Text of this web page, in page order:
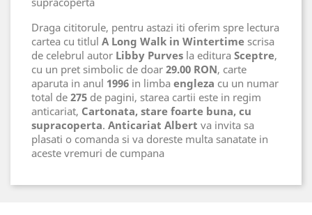
Draga cititorule, pentru astazi iti oferim spre lectura
cartea cu titlul A Long Walk in Wintertime scrisa
de celebrul autor Libby Purves la editura Sceptre,
cu un pret simbolic de doar 29.00 RON, carte
aparuta in anul 1996 in limba engleza cu un numar
total de 275 de pagini, starea cartii este in regim
anticariat, Cartonata, stare foarte buna, cu
supracoperta. Anticariat Albert va invita sa
plasati o comanda si va doreste multa sanatate in
aceste vremuri de cumpana